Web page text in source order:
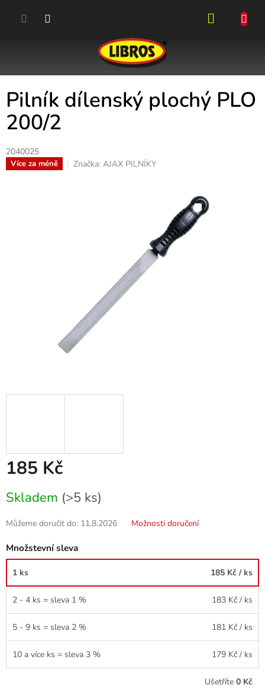
Pilník dílenský plochý PLO
200/2
2040025
Více za méně Značka: AJAX PILNÍKY
185 Kč
cena:
Skladem (>5 ks)
Můžeme doručit do: 11.8.2026 Možnosti doručení
Množstevní sleva
1 ks 185 Kč / ks
2 - 4 ks = sleva 1 % 183 Kč / ks
5 - 9 ks = sleva 2 % 181 Kč / ks
10 a více ks = sleva 3 % 179 Kč / ks
Ušetříte 0 Kč